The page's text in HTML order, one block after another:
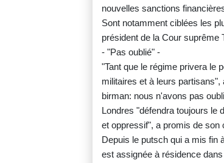
nouvelles sanctions
Sont notamment ciblées les
président de la Cour suprême
- "Pas oublié" -
"Tant que le régime privera le
militaires et à leurs
birman: nous n'avons pas
Londres "défendra toujours le
et oppressif", a promis de son
Depuis le putsch qui a mis fin
est assignée à résidence